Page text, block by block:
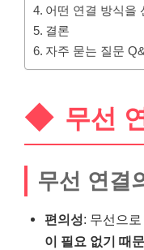
어떤 연결 방식을
결론
자주 묻는 질문
무선
무선 연결
편의성: 무선으
이 필요 없기 때